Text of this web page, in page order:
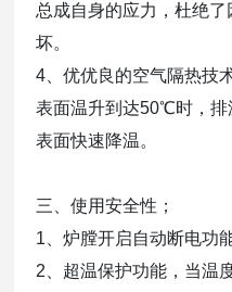
总成自身的应力，杜绝
坏。
4、优优良的空气隔热技
表面温升到达50℃时，排
表面快速降温。
三、使用安全性；
1、炉膛开启自动断电功
2、超温保护功能，当温